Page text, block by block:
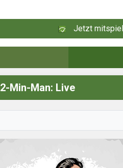
Jetzt
2-Min-Man: Live